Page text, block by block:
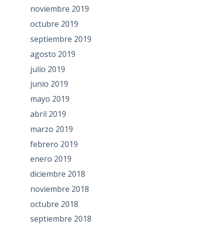
noviembre 2019
octubre 2019
septiembre 2019
agosto 2019
julio 2019
junio 2019
mayo 2019
abril 2019
marzo 2019
febrero 2019
enero 2019
diciembre 2018
noviembre 2018
octubre 2018
septiembre 2018